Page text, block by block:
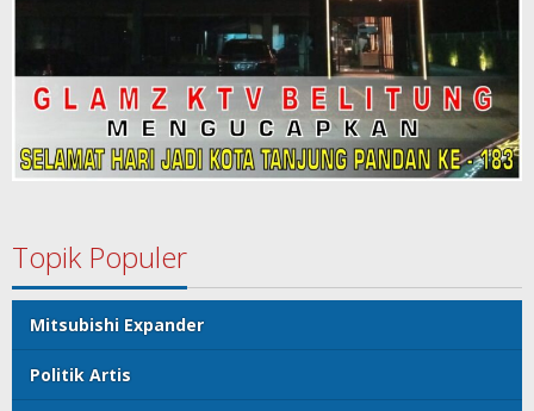
Topik Populer
Mitsubishi Expander
Politik Artis